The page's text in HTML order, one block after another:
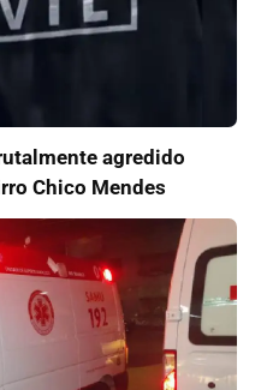
agredido
Chico Mendes